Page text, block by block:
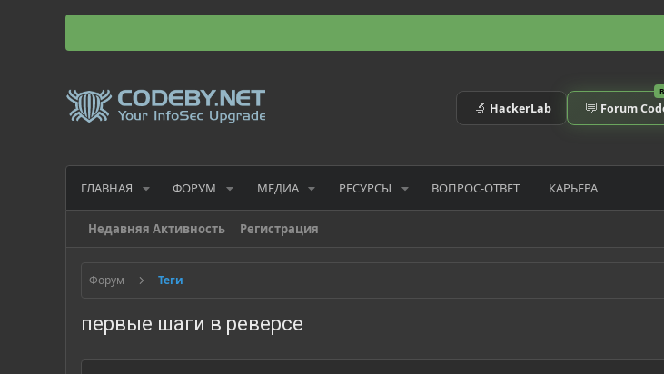
🔬 HackerLab 💬 Forum
ГЛАВНАЯ ФОРУМ МЕДИА РЕСУРСЫ ВОПРОС-ОТВЕТ КАРЬЕРА
Недавняя Активность Регистрация
Форум Теги
первые шаги в реверсе